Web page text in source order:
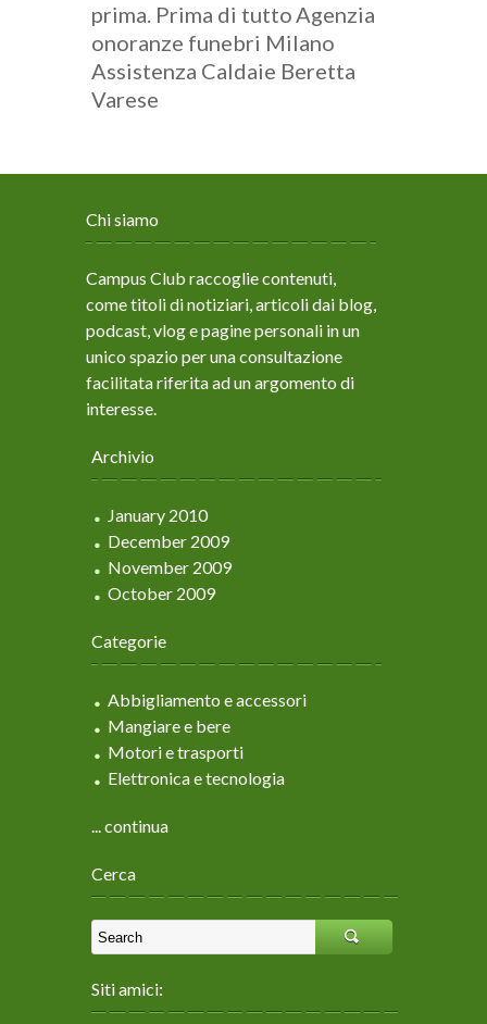
prima. Prima di tuttoAgenzia
onoranze funebri Milano
Assistenza Caldaie Beretta
Varese
Chi siamo
Campus Club raccoglie contenuti,
come titoli di notiziari, articoli dai blog,
podcast, vlog e pagine personali in un
unico spazio per una consultazione
facilitata riferita ad un argomento di
interesse.
Archivio
January 2010
December 2009
November 2009
October 2009
Categorie
Abbigliamento e accessori
Mangiare e bere
Motori e trasporti
Elettronica e tecnologia
... continua
Cerca
Siti amici: